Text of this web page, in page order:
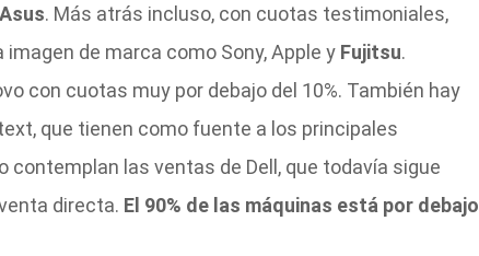
Asus. Más atrás incluso, con cuotas testimoniales,
de marca como Sony, Apple y Fujitsu.
con cuotas muy por debajo del 10%. También hay
que tienen como fuente a los principales
contemplan las ventas de Dell, que todavía sigue
directa. El 90% de las máquinas está por debajo